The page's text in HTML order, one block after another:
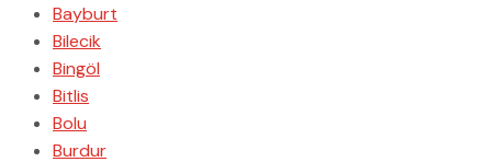
Bayburt
Bilecik
Bingöl
Bitlis
Bolu
Burdur